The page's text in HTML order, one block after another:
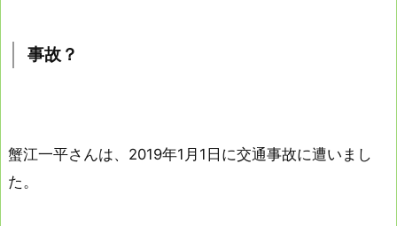
事故？
蟹江一平さんは、2019年1月1日に交通事故に遭いまし
た。